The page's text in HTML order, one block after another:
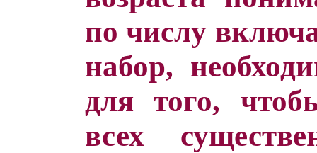
по числу
набор,
для того,
всех